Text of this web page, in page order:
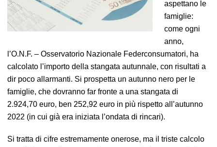
aspettano le
famiglie:
come ogni
anno,
l’O.N.F. – Osservatorio Nazionale Federconsumatori, ha
calcolato l’importo della stangata autunnale, con risultati a
dir poco allarmanti. Si prospetta un autunno nero per le
famiglie, che dovranno far fronte a una stangata di
2.924,70 euro, ben 252,92 euro in più rispetto all’autunno
2022 (in cui già era iniziata l’ondata di rincari).
Si tratta di cifre estremamente onerose, ma il triste calcolo